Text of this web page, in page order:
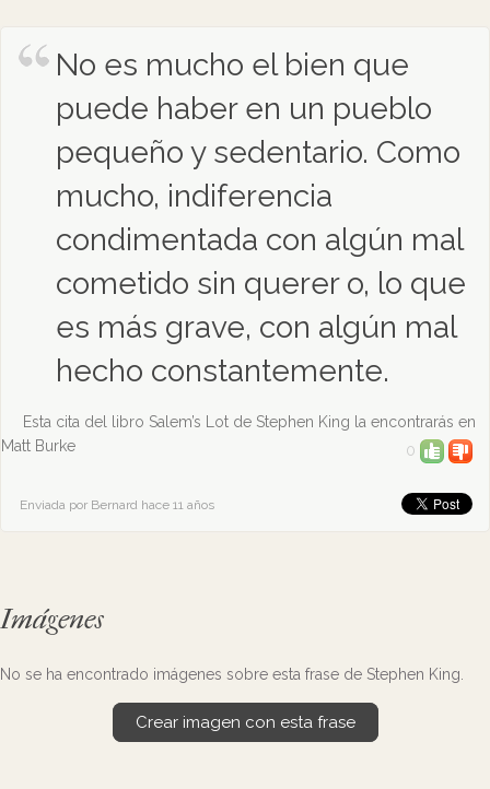
No es mucho el bien que
puede haber en un pueblo
pequeño y sedentario. Como
mucho, indiferencia
condimentada con algún mal
cometido sin querer o, lo que
es más grave, con algún mal
hecho constantemente.
Esta cita del libro Salem’s Lot de Stephen King la encontrarás en
Matt Burke
0
Enviada por Bernard hace 11 años
Imágenes
No se ha encontrado imágenes sobre esta frase de Stephen King.
Crear imagen con esta frase